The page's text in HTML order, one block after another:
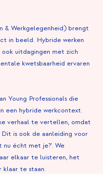
& Werkgelegenheid) brengt
in beeld. Hybride werken
uitdagingen met zich
kwetsbaarheid ervaren
Young Professionals die
een hybride werkcontext.
verhaal te vertellen, omdat
is ook de aanleiding voor
nu écht met je?'. We
elkaar te luisteren, het
klaar te staan.